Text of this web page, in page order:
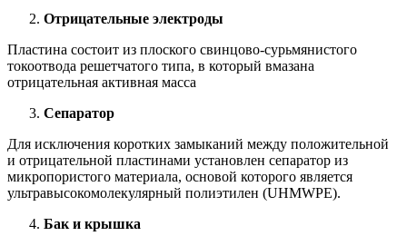
Отрицательные электроды
Пластина состоит из плоского свинцово-сурьмянистого
токоотвода решетчатого типа, в который вмазана
отрицательная активная масса
Сепаратор
Для исключения коротких замыканий между положительной
и отрицательной пластинами установлен сепаратор из
микропористого материала, основой которого является
ультравысокомолекулярный полиэтилен (UHMWPE).
Бак и крышка